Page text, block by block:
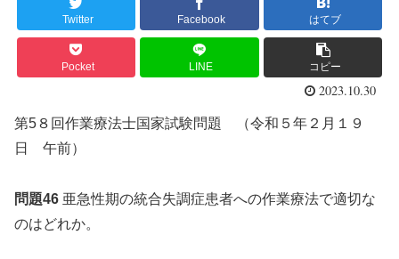
Twitter Facebook はてブ
Pocket LINE コピー
2023.10.30
第5８回作業療法士国家試験問題 （令和５年２月１９
日 午前）
問題46 亜急性期の統合失調症患者への作業療法で適切な
のはどれか。